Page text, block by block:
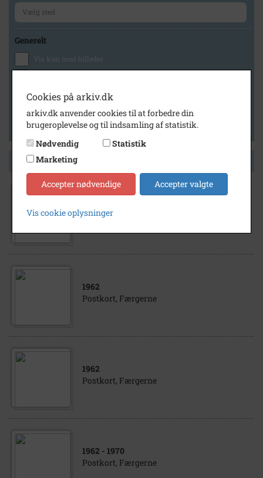
Generelt
Vis kun med billeder
Vis kun med lydklip
Vis kun med kilder
Vis kun med geo-tag
Side 1 af 1
JULLE af Kalundborg
1962
Postkort, Færgerne
1962
Postkort, Færgerne
1962 - 1970
Postkort, Færgerne
Cookies på arkiv.dk
arkiv.dk anvender cookies til at forbedre din
brugeroplevelse og til indsamling af statistik.
Nødvendig
Statistik
Marketing
Accepter nødvendige Accepter valgte
Vis cookie oplysninger